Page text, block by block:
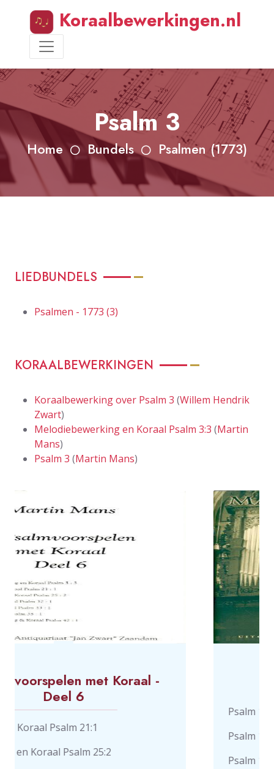
Koraalbewerkingen.nl
Psalm 3
Home Bundels Psalmen (1773)
LIEDBUNDELS
Psalmen - 1773 (3)
KORAALBEWERKINGEN
Koraalbewerking over Psalm 3 (Willem Hendrik
Zwart)
Melodiebewerking en Koraal Psalm 3:3 (Martin
Mans)
Psalm 3 (Martin Mans)
Koraal -